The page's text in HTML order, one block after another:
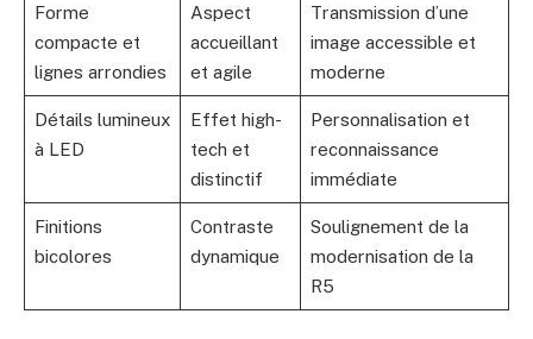
Forme
compacte et
lignes arrondies
Aspect
accueillant
et agile
Transmission d’une
image accessible et
moderne
Détails lumineux
à LED
Effet high-
tech et
distinctif
Personnalisation et
reconnaissance
immédiate
Finitions
bicolores
Contraste
dynamique
Soulignement de la
modernisation de la
R5